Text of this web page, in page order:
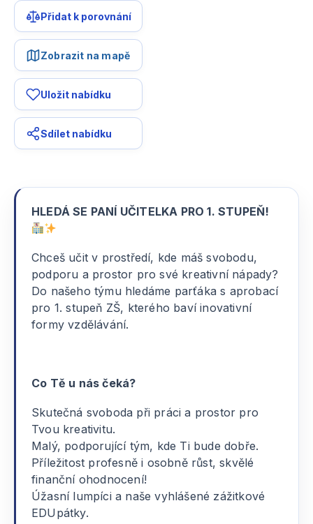
Přidat k porovnání
Zobrazit na mapě
Uložit nabídku
Sdílet nabídku
HLEDÁ SE PANÍ UČITELKA PRO 1. STUPEŇ!
Chceš učit v prostředí, kde máš svobodu,
podporu a prostor pro své kreativní nápady?
Do našeho týmu hledáme parťáka s aprobací
pro 1. stupeň ZŠ, kterého baví inovativní
formy vzdělávání.
Co Tě u nás čeká?
Skutečná svoboda při práci a prostor pro
Tvou kreativitu.
Malý, podporující tým, kde Ti bude dobře.
Příležitost profesně i osobně růst, skvělé
finanční ohodnocení!
Úžasní lumpíci a naše vyhlášené zážitkové
EDUpátky.